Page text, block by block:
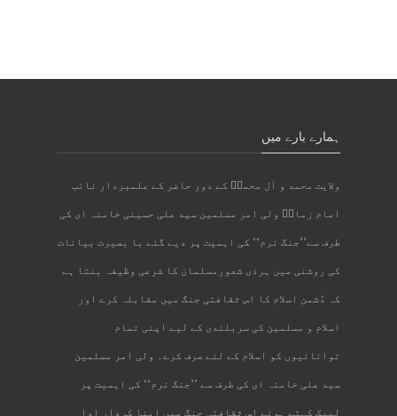
ہمارے بارے میں
ولایت محمد و آل محمدؐ کے دور حاضر کے علمبردار نائب
امام زمانؑ ولی امر مسلمین سید علی حسینی خامنہ ای کی
طرف سے’’جنگ نرم‘‘ کی اہمیت پر دیے گئے با بصیرت بیانات
کی روشنی میں ہرذی شعورمسلمان کا شرعی وظیفہ بنتا ہے
کہ دُشمن اسلام کا اس ثقافتی جنگ میں مقابلہ کرے اور
اسلام و مسلمین کی سربلندی کے لیے اپنی تمام
توانائیوں کو اسلام کے لئے صرف کرے۔ ولی امر مسلمین
سید علی خامنہ ای کی طرف سے ’’جنگ نرم‘‘ کی اہمیت پر
لبیک کہتے ہوئے اس ثقافتی جنگ میں اپنا کردار ادا